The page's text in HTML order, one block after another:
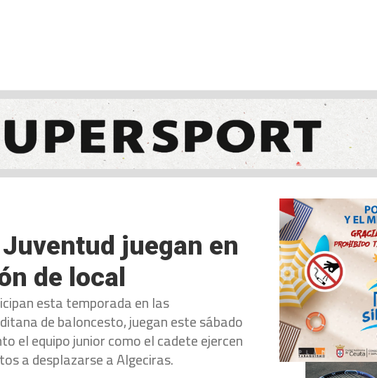
juegan en
de local
esta temporada en las
de baloncesto, juegan este sábado
el equipo junior como el cadete ejercen
a desplazarse a Algeciras.